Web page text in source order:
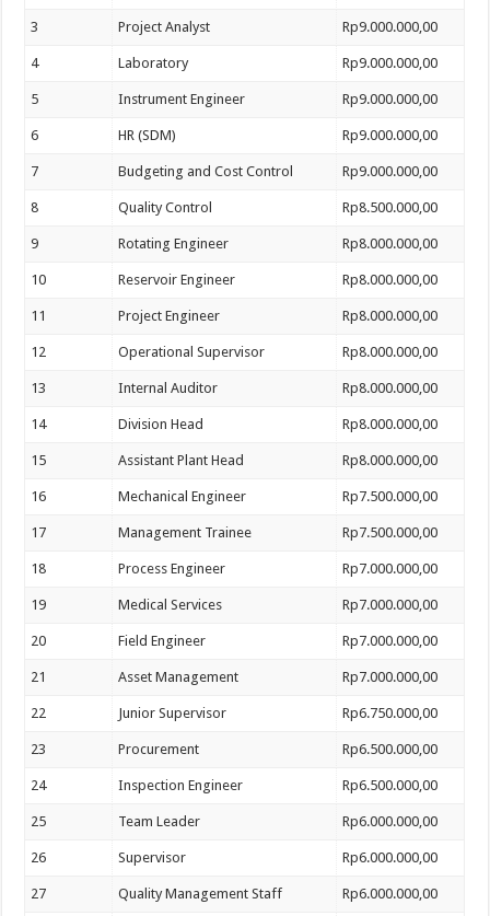
3 Project Analyst Rp9.000.000,00
4 Laboratory Rp9.000.000,00
5 Instrument Engineer Rp9.000.000,00
6 HR (SDM) Rp9.000.000,00
7 Budgeting and Cost Control Rp9.000.000,00
8 Quality Control Rp8.500.000,00
9 Rotating Engineer Rp8.000.000,00
10 Reservoir Engineer Rp8.000.000,00
11 Project Engineer Rp8.000.000,00
12 Operational Supervisor Rp8.000.000,00
13 Internal Auditor Rp8.000.000,00
14 Division Head Rp8.000.000,00
15 Assistant Plant Head Rp8.000.000,00
16 Mechanical Engineer Rp7.500.000,00
17 Management Trainee Rp7.500.000,00
18 Process Engineer Rp7.000.000,00
19 Medical Services Rp7.000.000,00
20 Field Engineer Rp7.000.000,00
21 Asset Management Rp7.000.000,00
22 Junior Supervisor Rp6.750.000,00
23 Procurement Rp6.500.000,00
24 Inspection Engineer Rp6.500.000,00
25 Team Leader Rp6.000.000,00
26 Supervisor Rp6.000.000,00
27 Quality Management Staff Rp6.000.000,00